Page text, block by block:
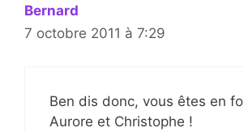
Bernard
7 octobre 2011 à 7:29
Ben dis donc, vous êtes en
Aurore et Christophe !